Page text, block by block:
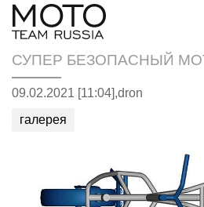
СУПЕР БЕЗОПАСНЫЙ
09.02.2021 [11:04],dron
галерея